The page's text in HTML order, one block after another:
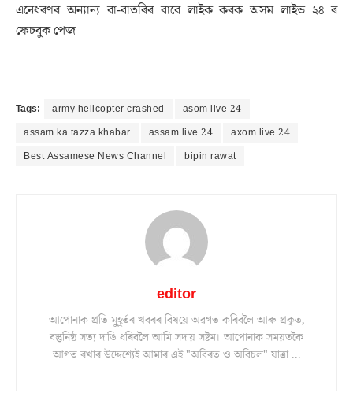
এনেধৰণৰ অন্যান্য বা-বাতৰিৰ বাবে লাইক কৰক অসম লাইভ ২৪ ৰ
ফেচবুক পেজ
Tags: army helicopter crashed
asom live 24
assam ka tazza khabar
assam live 24
axom live 24
Best Assamese News Channel
bipin rawat
editor
আপোনাক প্ৰতি মুহূৰ্তৰ খবৰৰ বিষয়ে অৱগত কৰিবলৈ আৰু প্ৰকৃত,
বস্তুনিষ্ঠ সত্য দাঙি ধৰিবলৈ আমি সদায় সষ্টম। আপোনাক সময়তকৈ
আগত ৰখাৰ উদ্দেশ্যেই আমাৰ এই "অবিৰত ও অবিচল" যাত্ৰা ...